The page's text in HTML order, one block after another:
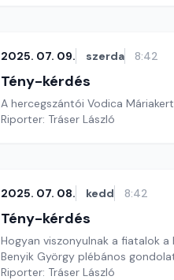
2025. 07. 09. szerda 8:42
Tény-kérdés
A hercegszántói Vodica
Riporter: Tráser László
2025. 07. 08. kedd 8:42
Tény-kérdés
Hogyan viszonyulnak a fiatalok a
Benyik György plébános
Riporter: Tráser László